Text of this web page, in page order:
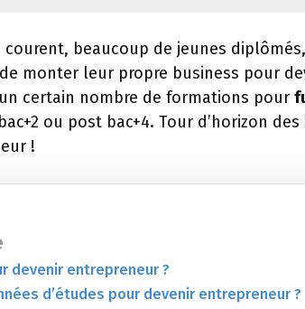
courent, beaucoup de jeunes
monter leur propre business pour
certain nombre de formations pour
ou post bac+4. Tour d’horizon
!
devenir entrepreneur ?
d’études pour devenir entrepreneur ?